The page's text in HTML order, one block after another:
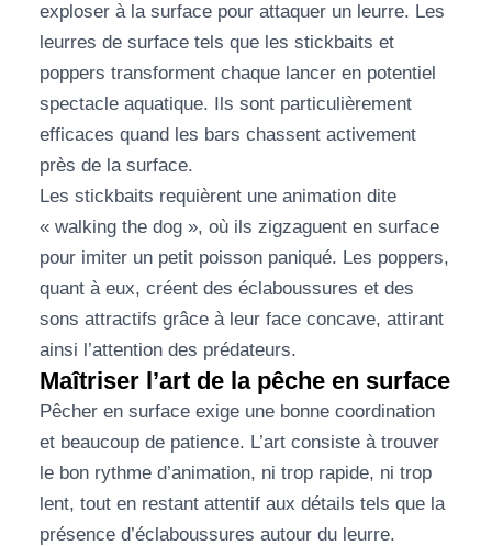
exploser à la surface pour attaquer un leurre. Les
leurres de surface tels que les stickbaits et
poppers transforment chaque lancer en potentiel
spectacle aquatique. Ils sont particulièrement
efficaces quand les bars chassent activement
près de la surface.
Les stickbaits requièrent une animation dite
« walking the dog », où ils zigzaguent en surface
pour imiter un petit poisson paniqué. Les poppers,
quant à eux, créent des éclaboussures et des
sons attractifs grâce à leur face concave, attirant
ainsi l’attention des prédateurs.
Maîtriser l’art de la pêche en surface
Pêcher en surface exige une bonne coordination
et beaucoup de patience. L’art consiste à trouver
le bon rythme d’animation, ni trop rapide, ni trop
lent, tout en restant attentif aux détails tels que la
présence d’éclaboussures autour du leurre.